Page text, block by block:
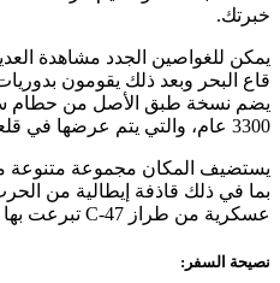
خبرتك.
يمكن للغواصين الجدد مشاهدة
3300 عام، والتي يتم عرضها في قلعة بودروم اليوم.
يستضيف المكان مجموعة متنوعة من
بما في ذلك قاذفة إيطالية من
عسكرية من طراز C-47 تبرعت بها القوات الجوية التركية.
نصيحة السفر: